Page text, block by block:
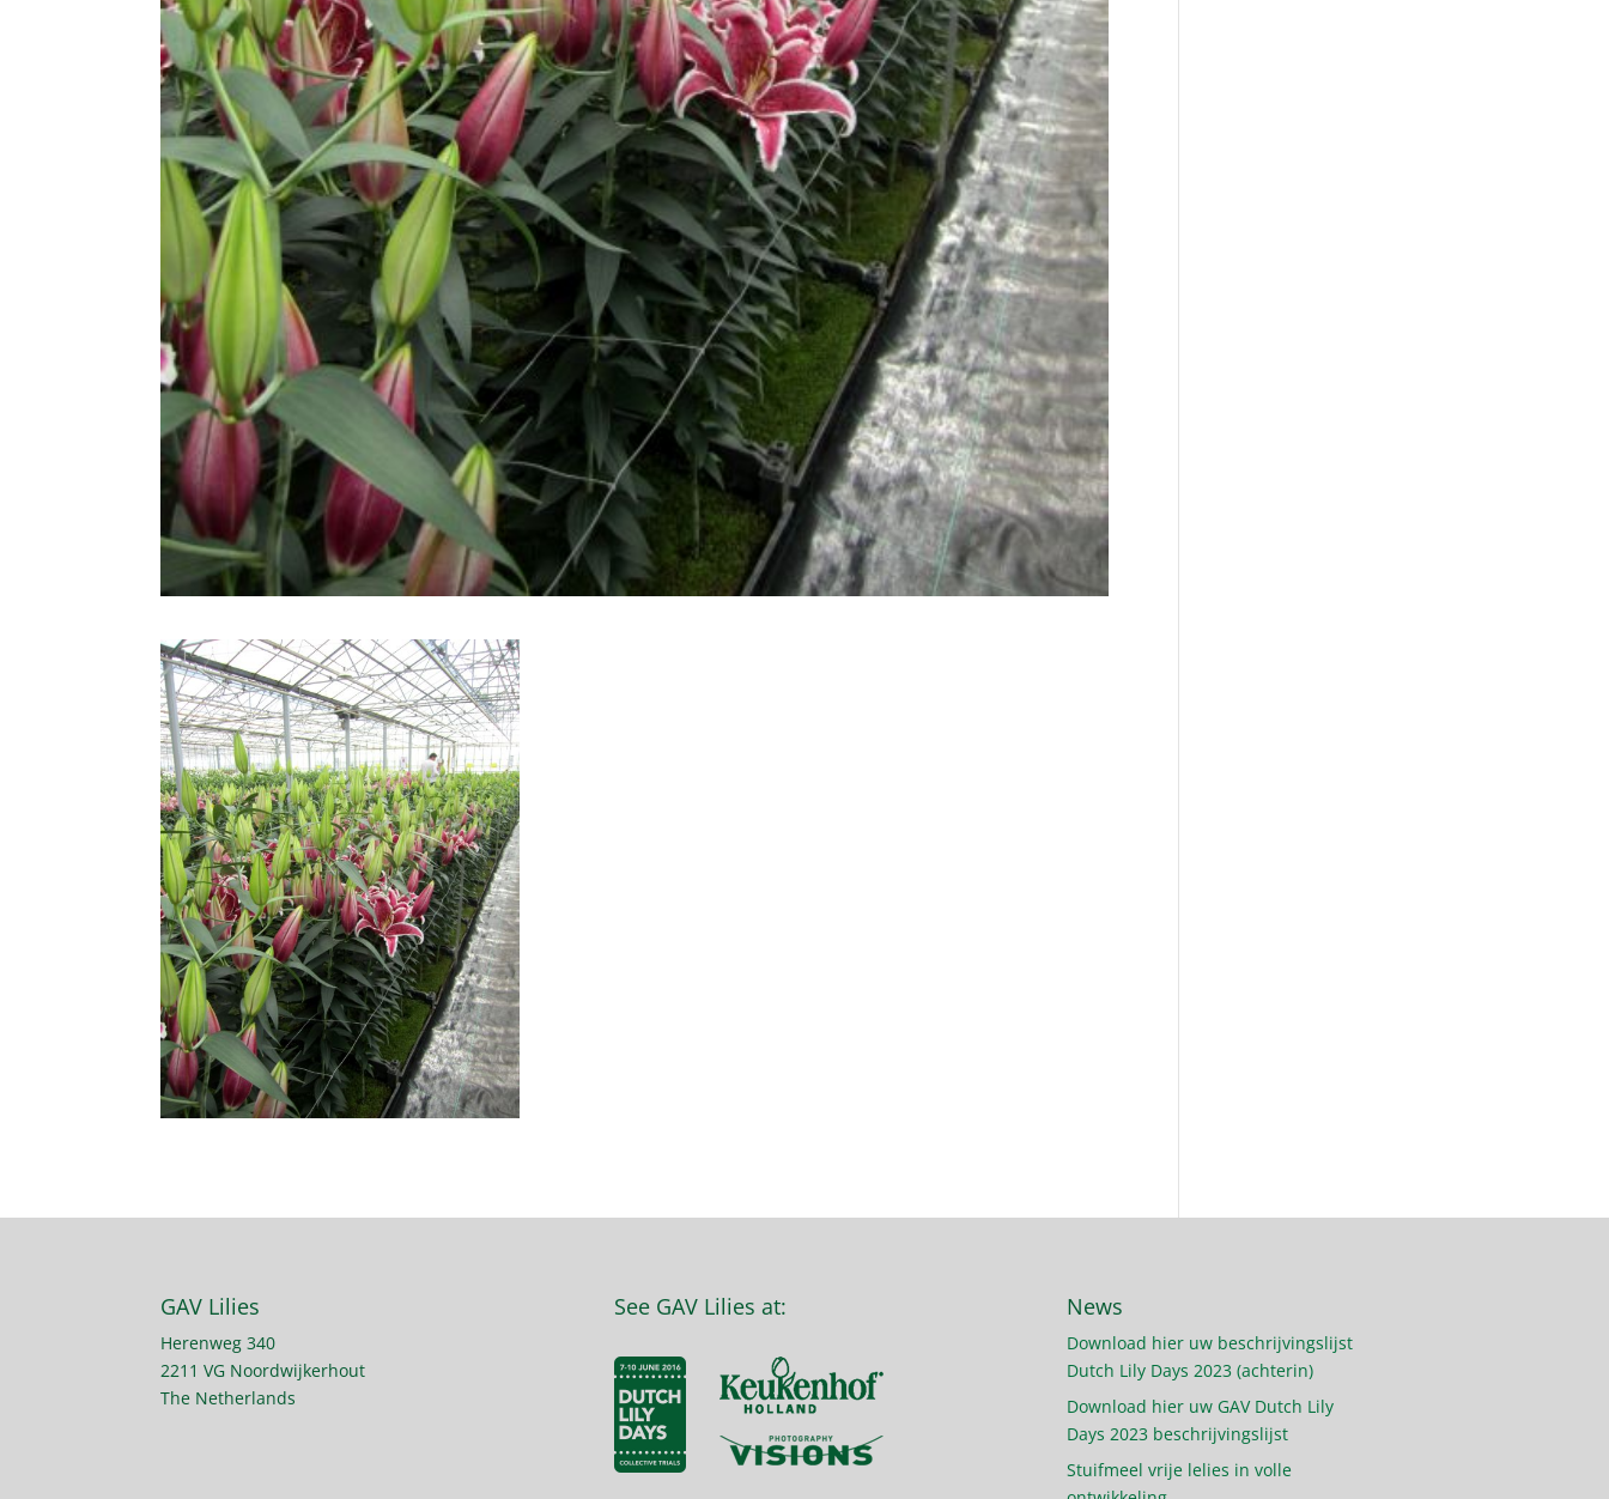
GAV Lilies
Herenweg 340
2211 VG Noordwijkerhout
The Netherlands
See GAV Lilies at: News
Download hier uw beschrijvingslijst
Dutch Lily Days 2023 (achterin)
Download hier uw GAV Dutch Lily
Days 2023 beschrijvingslijst
Stuifmeel vrije lelies in volle